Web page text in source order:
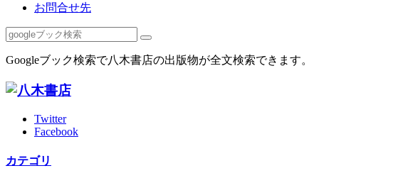
お問合せ先
Googleブック検索で八木書店の出版物が全文検索できます。
Twitter
Facebook
カテゴリ